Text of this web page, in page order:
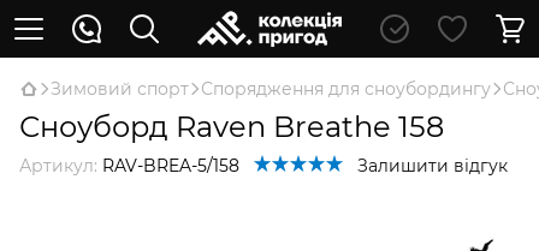
Зимовий спорт Спорядження для сноубордингу
Сноуборд Raven Breathe 158
Артикул: RAV-BREA-5/158 Залишити відгук